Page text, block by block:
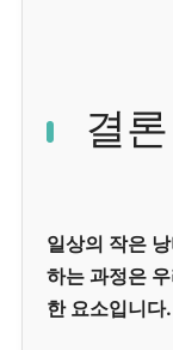
결론
일상의 작은
하는 과정은
한 요소입니다.